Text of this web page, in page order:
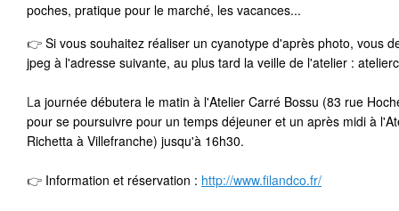
poches, pratique pour le marché, les vacances...
👉 Si vous souhaitez réaliser un cyanotype d'après photo, vous
jpeg à l'adresse suivante, au plus tard la veille de l'atelier :
La journée débutera le matin à l'Atelier Carré Bossu (83 rue
pour se poursuivre pour un temps déjeuner et un après midi à
Richetta à Villefranche) jusqu'à 16h30.
👉 Information et réservation : http://www.filandco.fr/